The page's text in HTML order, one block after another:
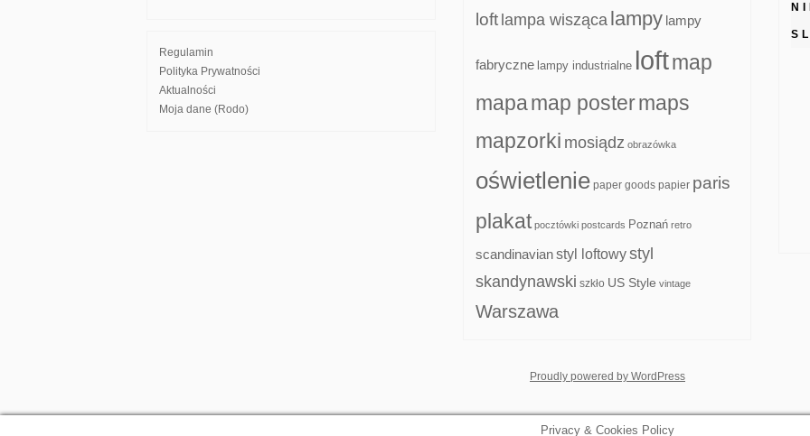
Regulamin
Polityka Prywatności
Aktualności
Moja dane (Rodo)
loft lampa wisząca lampy lampy
fabryczne lampy industrialne loftmap
mapamap postermaps
mapzorki mosiądz obrazówka
oświetlenie paper goods papier paris
plakat pocztówki postcards Poznań retro
scandinavianstyl loftowystyl
skandynawski szkło US Style vintage
Warszawa
Proudly powered by WordPresswhois: Nuno Sarmento
Privacy & Cookies Policy